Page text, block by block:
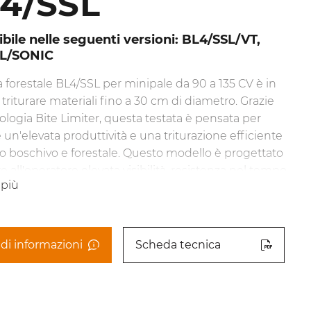
nelle seguenti versioni: BL4/SSL/VT,
SONIC
forestale BL4/SSL per minipale da 90 a 135 CV è in
materiali fino a 30 cm di diametro. Grazie
Bite Limiter, questa testata è pensata per
un'elevata produttività e una triturazione efficiente
boschivo e forestale. Questo modello è progettato
all'operatore elevata visibilità, resistenza nel tempo
manutenzione. La trincia forestale BL4/SSL è
della produttività fino al 30%. La testata può
informazioni Scheda tecnica